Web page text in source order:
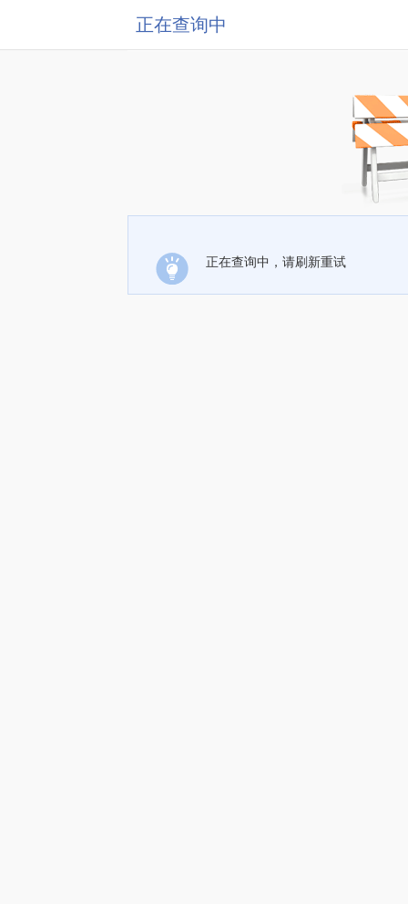
正在查询中
正在查询中，请刷新重试